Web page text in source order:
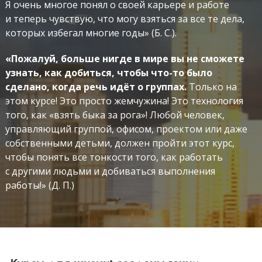
Я очень многое понял о своей карьере и работе
и теперь чувствую, что могу взяться за все те дела,
которых избегал многие годы» (Б. С.).
«Пожалуй, больше нигде в мире вы не сможете
узнать, как добиться, чтобы что-то было
сделано, когда речь идёт о группах. Только на
этом курсе! Это просто жемчужина! Это технология
того, как «взять быка за рога»! Любой человек,
управляющий группой, офисом, проектом или даже
собственными детьми, должен пройти этот курс,
чтобы понять все тонкости того, как работать
с другими людьми и добиваться выполнения
работы!» (Д. П.)